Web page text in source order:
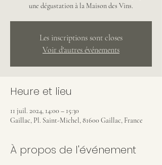
une dégustation à la Maison des Vins.
Les inscriptions sont closes
Voir d'autres événements
Heure et lieu
11 juil. 2024, 14:00 – 15:30
Gaillac, Pl. Saint-Michel, 81600 Gaillac, France
À propos de l'événement